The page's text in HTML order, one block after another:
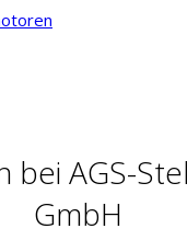
bei AGS-
GmbH